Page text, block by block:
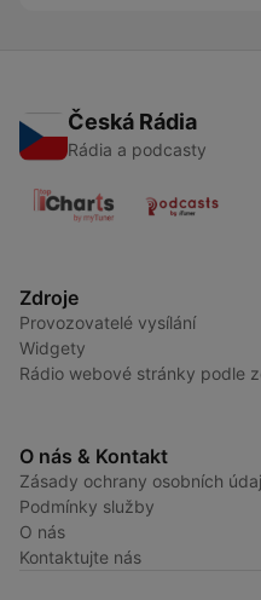
Česká Rádia
Rádia a podcasty
Zdroje
Provozovatelé vysílání
Widgety
Rádio webové stránky podle
O nás & Kontakt
Zásady ochrany osobních
Podmínky služby
O nás
Kontaktujte nás